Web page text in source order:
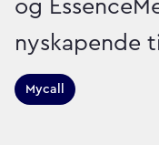
og
nyskapende
Sector:
Brand:
Mycall